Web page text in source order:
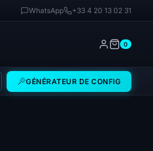
WhatsApp +33 4 20 13 02 31
0
GÉNÉRATEUR DE CONFIG